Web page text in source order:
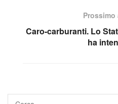
Caro-carburanti. Lo
ha